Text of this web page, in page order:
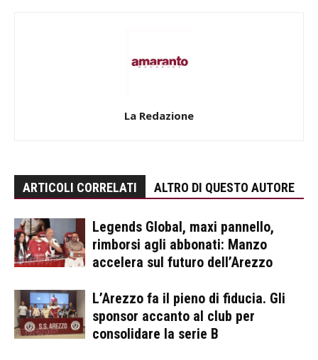
La Redazione
ARTICOLI CORRELATI ALTRO DI QUESTO AUTORE
Legends Global, maxi pannello,
rimborsi agli abbonati: Manzo
accelera sul futuro dell’Arezzo
L’Arezzo fa il pieno di fiducia. Gli
sponsor accanto al club per
consolidare la serie B